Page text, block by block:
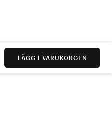
LÄGG I VARUKORGEN